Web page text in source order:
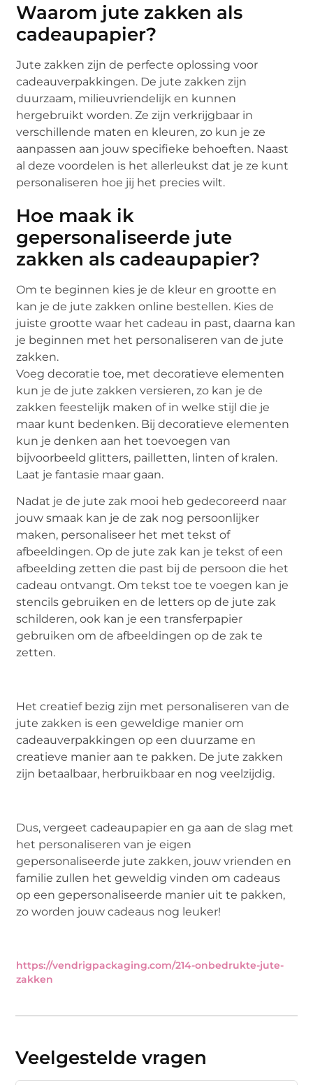
Waarom jute zakken als
cadeaupapier?
Jute zakken zijn de perfecte oplossing voor
cadeauverpakkingen. De jute zakken zijn
duurzaam, milieuvriendelijk en kunnen
hergebruikt worden. Ze zijn verkrijgbaar in
verschillende maten en kleuren, zo kun je ze
aanpassen aan jouw specifieke behoeften. Naast
al deze voordelen is het allerleukst dat je ze kunt
personaliseren hoe jij het precies wilt.
Hoe maak ik
gepersonaliseerde jute
zakken als cadeaupapier?
Om te beginnen kies je de kleur en grootte en
kan je de jute zakken online bestellen. Kies de
juiste grootte waar het cadeau in past, daarna kan
je beginnen met het personaliseren van de jute
zakken.
Voeg decoratie toe, met decoratieve elementen
kun je de jute zakken versieren, zo kan je de
zakken feestelijk maken of in welke stijl die je
maar kunt bedenken. Bij decoratieve elementen
kun je denken aan het toevoegen van
bijvoorbeeld glitters, pailletten, linten of kralen.
Laat je fantasie maar gaan.
Nadat je de jute zak mooi heb gedecoreerd naar
jouw smaak kan je de zak nog persoonlijker
maken, personaliseer het met tekst of
afbeeldingen. Op de jute zak kan je tekst of een
afbeelding zetten die past bij de persoon die het
cadeau ontvangt. Om tekst toe te voegen kan je
stencils gebruiken en de letters op de jute zak
schilderen, ook kan je een transferpapier
gebruiken om de afbeeldingen op de zak te
zetten.
Het creatief bezig zijn met personaliseren van de
jute zakken is een geweldige manier om
cadeauverpakkingen op een duurzame en
creatieve manier aan te pakken. De jute zakken
zijn betaalbaar, herbruikbaar en nog veelzijdig.
Dus, vergeet cadeaupapier en ga aan de slag met
het personaliseren van je eigen
gepersonaliseerde jute zakken, jouw vrienden en
familie zullen het geweldig vinden om cadeaus
op een gepersonaliseerde manier uit te pakken,
zo worden jouw cadeaus nog leuker!
https://vendrigpackaging.com/214-onbedrukte-jute-
zakken
Veelgestelde vragen